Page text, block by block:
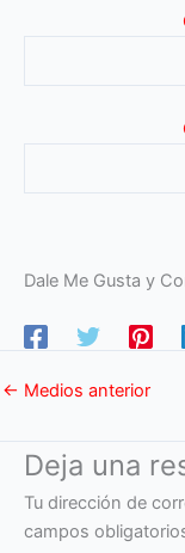
Dale Me Gusta y
← Medios anterior
Deja una
Tu dirección de
campos